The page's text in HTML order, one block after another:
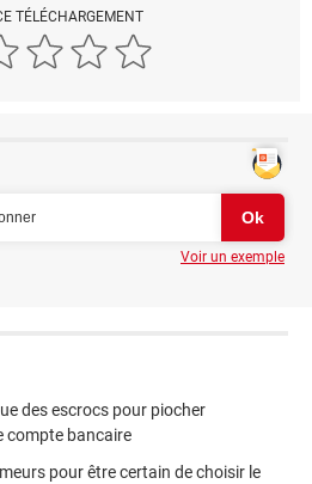
TÉLÉCHARGEMENT
Voir un exemple
des escrocs pour piocher
compte bancaire
pour être certain de choisir le